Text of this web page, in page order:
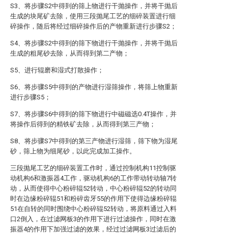
S3、将步骤S2中得到的筛上物进行干抛操作，并将干抛后
生成的块尾矿去除，使用三段抛尾工艺的细碎装置进行细
碎操作，随后将经过细碎操作后的产物重新进行步骤S2；
S4、将步骤S2中得到的筛下物进行干抛操作，并将干抛后
生成的粗尾砂去除，从而得到第二产物；
S5、进行辊磨和湿式打散操作；
S6、将步骤S5中得到的产物进行湿筛操作，将筛上物重新
进行步骤S5；
S7、将步骤S6中得到的筛下物进行中磁磁选0.4T操作，并
将操作后得到的精铁矿去除，从而得到第三产物；
S8、将步骤S7中得到的第三产物进行湿筛，筛下物为湿尾
砂，筛上物为细尾砂，以此完成加工操作。
三段抛尾工艺的细碎装置工作时，通过控制机构11控制驱
动机构6和激振器4工作，驱动机构6的工作带动转动轴7转
动，从而使得中心粉碎辊52转动，中心粉碎辊52的转动同
时在边缘粉碎辊51和粉碎齿牙55的作用下使得边缘粉碎辊
51在自转的同时围绕中心粉碎辊52转动，将原料通过入料
口2倒入，在过滤网板3的作用下进行过滤操作，同时在激
振器4的作用下加强过滤的效果，经过过滤网板3过滤后的